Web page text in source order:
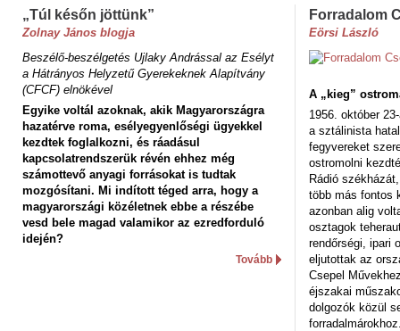
„Túl későn jöttünk”
Zolnay János blogja
Beszélő-beszélgetés Ujlaky Andrással az Esélyt
a Hátrányos Helyzetű Gyerekeknek Alapítvány
(CFCF) elnökével
Egyike voltál azoknak, akik Magyarországra
hazatérve roma, esélyegyenlőségi ügyekkel
kezdtek foglalkozni, és ráadásul
kapcsolatrendszerük révén ehhez még
számottevő anyagi forrásokat is tudtak
mozgósítani. Mi indított téged arra, hogy a
magyarországi közéletnek ebbe a részébe
vesd bele magad valamikor az ezredforduló
idején?
Tovább
Forradalom
Eörsi László
A „kieg”
1956. október
a sztálinista
fegyvereket
ostromolni
Rádió
több más fontos
azonban alig
osztagok
rendőrségi, ipari
eljutottak az
Csepel
éjszakai
dolgozók közül